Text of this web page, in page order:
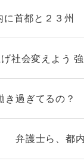
に首都と２３州
社会変えよう
き過ぎてるの？
弁護士ら、都